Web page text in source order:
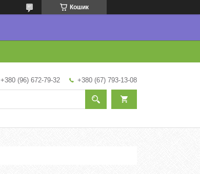
Кошик
+380 (96) 672-79-32 +380 (67) 793-13-08